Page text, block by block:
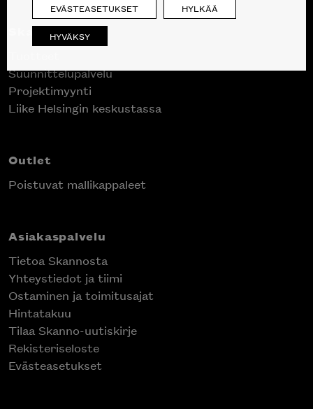
Skanno
Suunnittelupalvelu
Projektimyynti
Liike Helsingin keskustassa
Outlet
Poistuvat mallikappaleet
Asiakaspalvelu
Tietoa Skannosta
Yhteystiedot ja tiimi
Ostaminen ja toimitusajat
Hintatakuu
Tilaa Skanno-uutiskirje
Rekisteriseloste
Evästeasetukset
EVÄSTEASETUKSET HYLKÄÄ
HYVÄKSY